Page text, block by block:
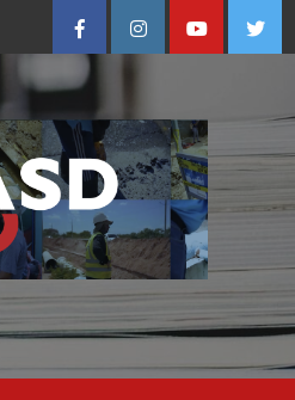
FacebookInstagramYoutube